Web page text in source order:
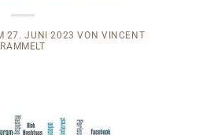
27. JUNI 2023 VON VINCENT
RAMMELT